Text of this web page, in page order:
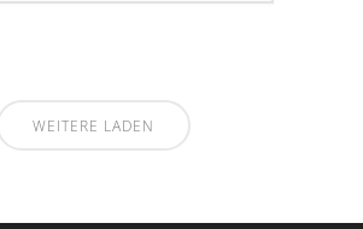
WEITERE LADEN